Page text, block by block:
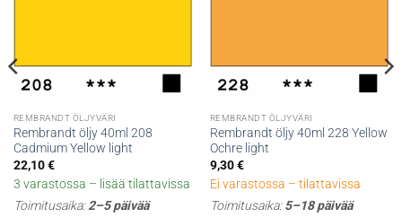
REMBRANDT ÖLJYVÄRI
Rembrandt öljy 40ml 208
Cadmium Yellow light
22,10€
3 varastossa – lisää tilattavissa
Toimitusaika:2–5 päivää
REMBRANDT ÖLJYVÄRI
Rembrandt öljy 40ml 228 Yellow
Ochre light
9,30€
Ei varastossa – tilattavissa
Toimitusaika:5–18 päivää